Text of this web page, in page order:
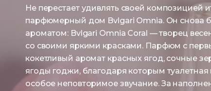
Не перестает удивлять своей композицией
парфюмерный дом Bvlgari Omnia. Он снова
ароматом: Bvlgari Omnia Coral — творец
со своими яркими красками. Парфюм с
кокетливый аромат красных ягод, сочные
ягоды годжи, благодаря которым
особое неповторимое звучание. За